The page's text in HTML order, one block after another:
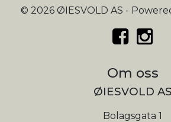
© 2026 ØIESVOLD AS -
Om oss
ØIESVOLD AS
Bolagsgata 1